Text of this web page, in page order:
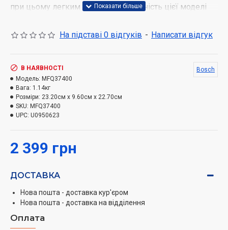
при цьому легким та тихим. Потужність цієї моделі
потужності з різною кількістю обертів, що дозволяє
Ця модель також оснащена
режимомдля максимальної потужності, що робить її
ще більш функціональною. Крім того, вона має
зручне використання завдяки ергономічному
дизайну, великим кнопкам та покриттю Soft-Touch.
MFQ37400 має окрему
вінчиків та гаків для тіста, а також можливість
зручне зберігання кабелю.
Ця модель є універсальною завдяки двом
надзвичайно ефективним вінчикам з нержавіючої
На підставі 0 відгуків - Написати відгук
2 399 грн
В НАЯВНОСТІ
Модель: MFQ37400
Вага: 1.14кг
Розміри: 23.20см x 9.60см x 22.70см
SKU: MFQ37400
UPC: U0950623
Bosch
ДОСТАВКА
Нова пошта - доставка кур'єром
Нова пошта - доставка на відділення
Оплата